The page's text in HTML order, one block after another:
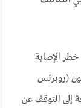
الإصابة
(روبرتس
2020). نحن بحاجة إلى التوقف عن